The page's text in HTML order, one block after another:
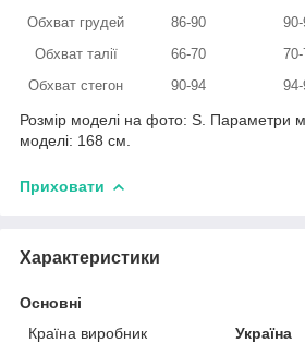
Обхват грудей
86-90
Обхват талії
66-70
Обхват стегон
90-94
Розмір моделі на фото: S. Параметри
моделі: 168 см.
Приховати
Характеристики
Основні
Країна виробник
Україна